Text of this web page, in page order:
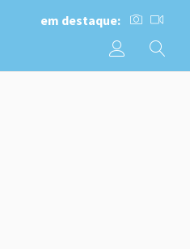
em destaque: